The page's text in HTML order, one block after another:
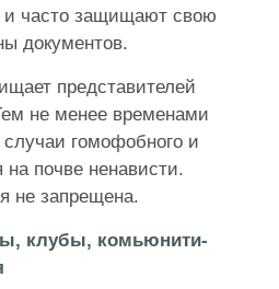
и часто защищают свою
документов.
представителей
не менее временами
гомофобного и
почве ненависти.
не запрещена.
клубы, комьюнити-